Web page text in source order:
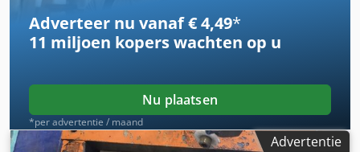
Adverteer nu vanaf € 4,49*
11 miljoen koperswachten op u
Nu plaatsen
*per advertentie / maand
Advertentie